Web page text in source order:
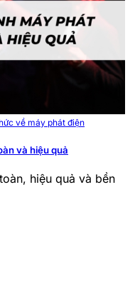
về máy phát điện
và hiệu quả
hiệu quả và bền